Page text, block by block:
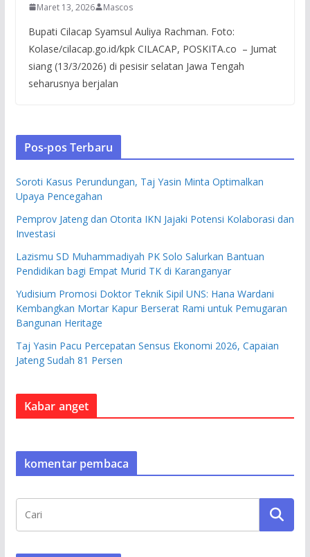
Maret 13, 2026 Mascos
Bupati Cilacap Syamsul Auliya Rachman. Foto:
Kolase/cilacap.go.id/kpk CILACAP, POSKITA.co – Jumat
siang (13/3/2026) di pesisir selatan Jawa Tengah
seharusnya berjalan
Pos-pos Terbaru
Soroti Kasus Perundungan, Taj Yasin Minta Optimalkan
Upaya Pencegahan
Pemprov Jateng dan Otorita IKN Jajaki Potensi Kolaborasi dan
Investasi
Lazismu SD Muhammadiyah PK Solo Salurkan Bantuan
Pendidikan bagi Empat Murid TK di Karanganyar
Yudisium Promosi Doktor Teknik Sipil UNS: Hana Wardani
Kembangkan Mortar Kapur Berserat Rami untuk Pemugaran
Bangunan Heritage
Taj Yasin Pacu Percepatan Sensus Ekonomi 2026, Capaian
Jateng Sudah 81 Persen
Kabar anget
komentar pembaca